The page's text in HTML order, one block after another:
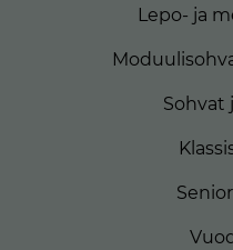
Lepo- ja
Sohvat